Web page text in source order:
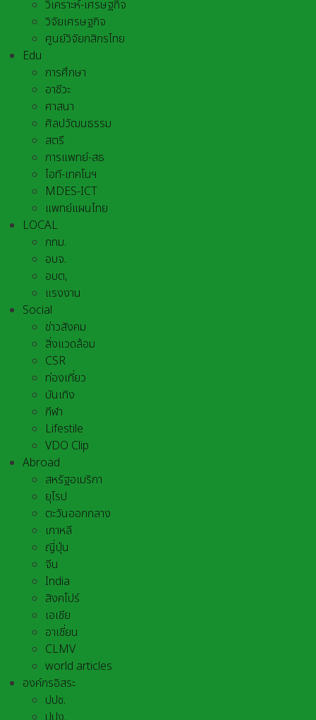
วิเคราะห์-เศรษฐกิจ
วิจัยเศรษฐกิจ
ศูนย์วิจัยกสิกรไทย
Edu
การศึกษา
อาชีวะ
ศาสนา
ศิลปวัฒนธรรม
สตรี
การแพทย์-สธ
ไอที-เทคโนฯ
MDES-ICT
แพทย์แผนไทย
LOCAL
กทม.
อบจ.
อบต,
แรงงาน
Social
ข่าวสังคม
สิ่งแวดล้อม
CSR
ท่องเที่ยว
บันเทิง
กีฬา
Lifestile
VDO Clip
Abroad
สหรัฐอเมริกา
ยุโรป
ตะวันออกกลาง
เกาหลี
ญี่ปุ่น
จีน
India
สิงคโปร์
เอเชีย
อาเชี่ยน
CLMV
world articles
องค์กรอิสระ
ปปช.